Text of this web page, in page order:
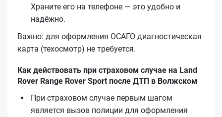
Храните его на телефоне — это удобно и
надёжно.
Важно: для оформления ОСАГО диагностическая
карта (техосмотр) не требуется.
Как действовать при страховом случае на Land
Rover Range Rover Sport после ДТП в Волжском
При страховом случае первым шагом
является вызов полиции для оформления